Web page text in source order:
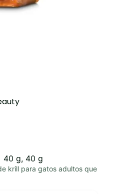
40 g, 40 g
krill para gatos adultos que